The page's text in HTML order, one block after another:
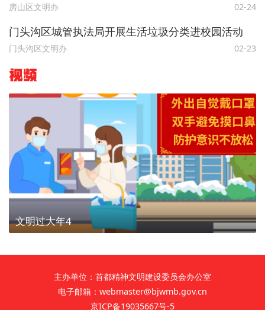
房山区文明办 02-24
门头沟区城管执法局开展生活垃圾分类进校园活动
门头沟区文明办 02-23
视频
文明过大年4
主办单位：首都精神文明建设委员会办公室
电子邮箱：webmaster@bjwmb.gov.cn
京ICP备19035667号-5